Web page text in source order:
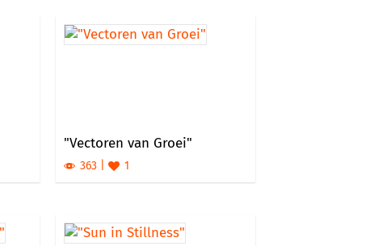
"Vectoren van Groei"
363 1